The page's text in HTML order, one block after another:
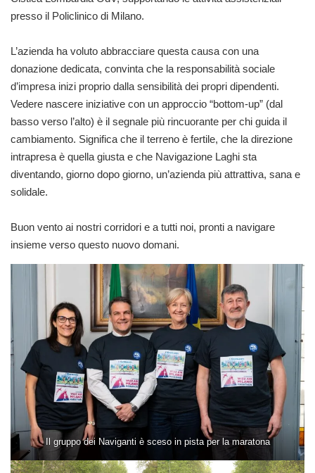
presso il Policlinico di Milano.
L’azienda ha voluto abbracciare questa causa con una
donazione dedicata, convinta che la responsabilità sociale
d’impresa inizi proprio dalla sensibilità dei propri dipendenti.
Vedere nascere iniziative con un approccio “bottom-up” (dal
basso verso l’alto) è il segnale più rincuorante per chi guida il
cambiamento. Significa che il terreno è fertile, che la direzione
intrapresa è quella giusta e che Navigazione Laghi sta
diventando, giorno dopo giorno, un’azienda più attrattiva, sana e
solidale.
Buon vento ai nostri corridori e a tutti noi, pronti a navigare
insieme verso questo nuovo domani.
Il gruppo dei Naviganti è sceso in pista per la maratona